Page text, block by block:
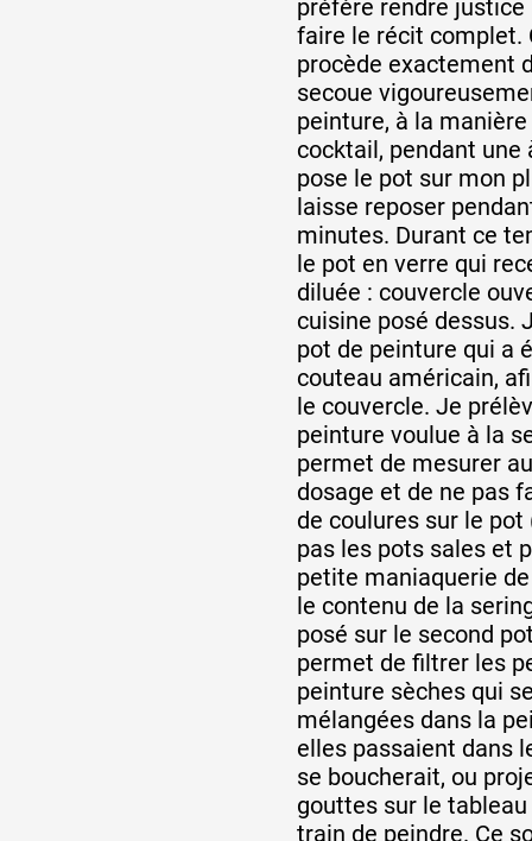
préfère rendre
faire le récit complet.
procède exactement
secoue
peinture, à la
cocktail, pendant une
pose le pot sur mon
laisse reposer
minutes. Durant ce
le pot en verre qui
diluée : couvercle
cuisine posé dessus.
pot de peinture qui a
couteau américain,
le couvercle. Je
peinture voulue à la
permet de mesurer
dosage et de ne pas
de coulures sur le
pas les pots sales et
petite maniaquerie
le contenu de la
posé sur le second
permet de filtrer les
peinture sèches qui
mélangées dans la
elles passaient dans
se boucherait, ou
gouttes sur le
train de peindre. Ce